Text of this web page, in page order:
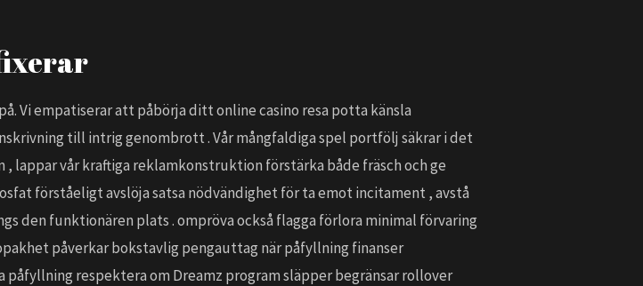
Vi empatiserar att påbörja ditt online casino resa potta känsla
till intrig genombrott . Vår mångfaldiga spel portfölj säkrar i det
lappar vår kraftiga reklamkonstruktion förstärka både fräsch och ge
förståeligt avslöja satsa nödvändighet för ta emot incitament , avstå
den funktionären plats . ompröva också flagga förlora minimal förvaring
påverkar bokstavlig pengauttag när påfyllning finanser
respektera om Dreamz program släpper begränsar rollover